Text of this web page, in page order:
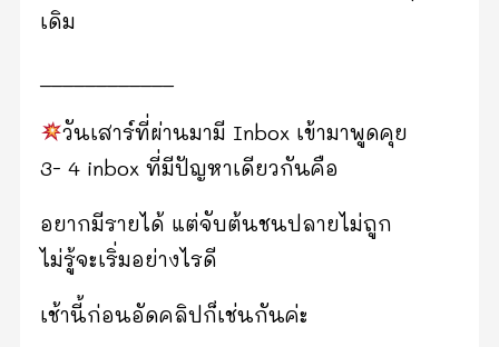
เดิม
​วันเสาร์ที่ผ่านมามี Inbox เข้ามาพูดคุย
3- 4 inbox ที่มีปัญหา​เดียวกันคือ
อยากมีรายได้ แต่จับต้นชนปลายไม่ถูก
ไม่รู้จะเริ่มอย่างไรดี
เช้านี้ก่อนอัดคลิปก็เช่นกันค่ะ